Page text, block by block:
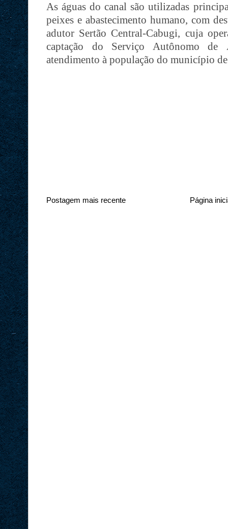
As águas do canal são utilizadas
peixes e abastecimento humano, com
adutor Sertão Central-Cabugi, cuja
captação do Serviço Autônomo
atendimento à população do município
Postagem mais recente Página